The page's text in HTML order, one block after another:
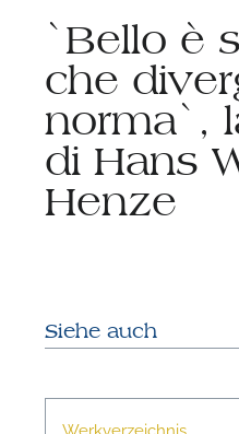
`Bello è
che
norma`,
di Hans
Henze
Siehe auch
Werkverzeichnis